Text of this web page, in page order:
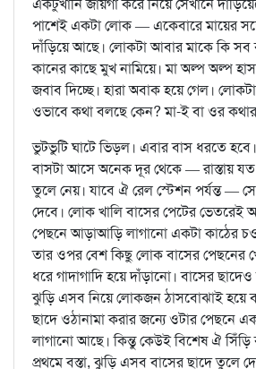
একটুখানি জায়গা করে নিয়ে সেখানে
পাশেই একটা লোক — একেবারে মায়ের
দাঁড়িয়ে আছে। লোকটা আবার মাকে কি
কানের কাছে মুখ নামিয়ে। মা অল্প অল্প
জবাব দিচ্ছে। হারা অবাক হয়ে গেল।
ওভাবে কথা বলছে কেন? মা-ই বা ওর
ভুটভুটি ঘাটে ভিড়ল। এবার বাস ধরতে
বাসটা আসে অনেক দূর থেকে — রাস্তায়
তুলে নেয়। যাবে ঐ রেল স্টেশন পর্যন্ত —
দেবে। লোক খালি বাসের পেটের ভেতরেই
পেছনে আড়াআড়ি লাগানো একটা কাঠের
তার ওপর বেশ কিছু লোক বাসের পেছনের
ধরে গাদাগাদি হয়ে দাঁড়ানো। বাসের ছাদেও
ঝুড়ি এসব নিয়ে লোকজন ঠাসবোঝাই হয়ে
ছাদে ওঠানামা করার জন্যে ওটার পেছনে
লাগানো আছে। কিন্তু কেউই বিশেষ ঐ সিঁড়ি
প্রথমে বস্তা, ঝুড়ি এসব বাসের ছাদে তুলে